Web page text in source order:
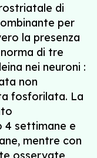
di
per
la presenza
di tre
nei neuroni :
non
fosforilata. La
4 settimane e
mentre con
osservate